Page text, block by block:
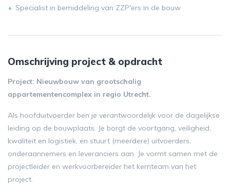
Specialist in bemiddeling van ZZP'ers in de bouw
Omschrijving project & opdracht
Project: Nieuwbouw van grootschalig
appartementencomplex in regio Utrecht.
Als hoofduitvoerder ben je verantwoordelijk voor de dagelijkse
leiding op de bouwplaats. Je borgt de voortgang, veiligheid,
kwaliteit en logistiek, en stuurt (meerdere) uitvoerders,
onderaannemers en leveranciers aan. Je vormt samen met de
projectleider en werkvoorbereider het kernteam van het
project.